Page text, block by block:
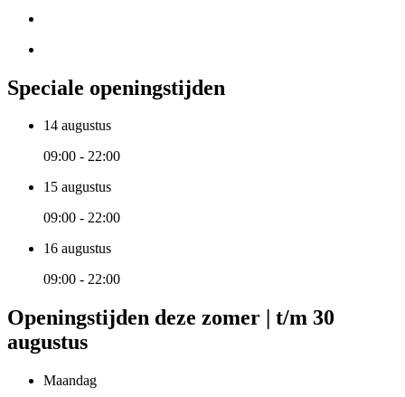
Speciale openingstijden
14 augustus
09:00 - 22:00
15 augustus
09:00 - 22:00
16 augustus
09:00 - 22:00
Openingstijden deze zomer | t/m 30
augustus
Maandag